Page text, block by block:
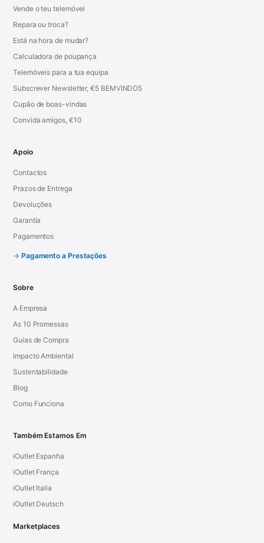
Vende o teu telemóvel
Repara ou troca?
Está na hora de mudar?
Calculadora de poupança
Telemóveis para a tua equipa
Subscrever Newsletter, €5 BEMVINDO5
Cupão de boas-vindas
Convida amigos, €10
Apoio
Contactos
Prazos de Entrega
Devoluções
Garantia
Pagamentos
Pagamento a Prestações
Sobre
A Empresa
As 10 Promessas
Guias de Compra
Impacto Ambiental
Sustentabilidade
Blog
Como Funciona
Também Estamos Em
iOutlet Espanha
iOutlet França
iOutlet Italia
iOutlet Deutsch
Marketplaces